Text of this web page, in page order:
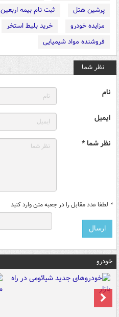
پرشین هتل
ثبت نام بیمه اربعین
مزایده خودرو
خرید بلیط استخر
فروشنده مواد شیمیایی
نظر شما
نام
ایمیل
نظر شما *
* لطفا عدد مقابل را در جعبه متن وارد کنید
خودرو